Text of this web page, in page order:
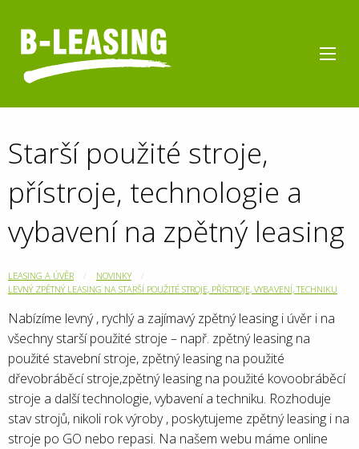
Starší použité stroje,
přístroje, technologie a
vybavení na zpětný leasing
LEASING A ÚVĚR
NOVINKY
LEVNÝ ZPĚTNÝ LEASING NA STARŠÍ POUŽITÉ STROJE, PŘÍSTROJE, VYBAVENÍ, TECHNIKU
Nabízíme levný , rychlý a zajímavý zpětný leasing i úvěr i na
všechny starší použité stroje – např. zpětný leasing na
použité stavební stroje, zpětný leasing na použité
dřevobráběcí stroje,zpětný leasing na použité kovoobráběcí
stroje a další technologie, vybavení a techniku. Rozhoduje
stav strojů, nikoli rok výroby , poskytujeme zpětný leasing i na
stroje po GO nebo repasi. Na našem webu máme online